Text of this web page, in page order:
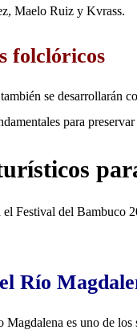
Maelo Ruiz y Kvrass.
folclóricos
se desarrollarán
para
el Festival del Bambuco
Río
es uno de